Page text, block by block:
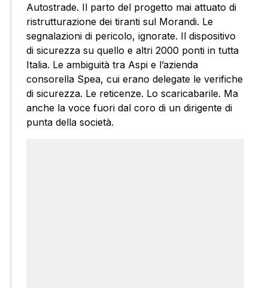
Autostrade. Il parto del progetto mai attuato di
ristrutturazione dei tiranti sul Morandi. Le
segnalazioni di pericolo, ignorate. Il dispositivo
di sicurezza su quello e altri 2000 ponti in tutta
Italia. Le ambiguità tra Aspi e l’azienda
consorella Spea, cui erano delegate le verifiche
di sicurezza. Le reticenze. Lo scaricabarile. Ma
anche la voce fuori dal coro di un dirigente di
punta della società.